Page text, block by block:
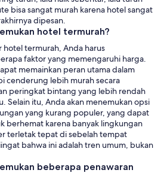
bisa sangat murah karena hotel sangat
dipesan.
hotel termurah?
hotel termurah, Anda harus
faktor yang memengaruhi harga.
memainkan peran utama dalam
cenderung lebih murah secara
peringkat bintang yang lebih rendah
Selain itu, Anda akan menemukan opsi
yang kurang populer, yang dapat
berhemat karena banyak lingkungan
terletak tepat di sebelah tempat
bahwa ini adalah tren umum, bukan
beberapa penawaran